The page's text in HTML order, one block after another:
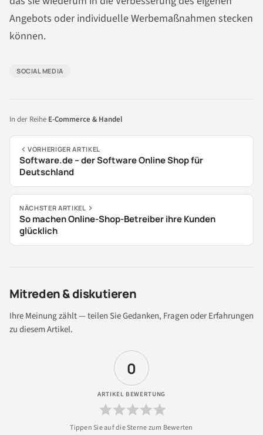
Angebots oder individuelle Werbemaßnahmen stecken
können.
SOCIAL MEDIA
In der Reihe E-Commerce & Handel
VORHERIGER ARTIKEL
Software.de – der Software Online Shop für
Deutschland
NÄCHSTER ARTIKEL
So machen Online-Shop-Betreiber ihre Kunden
glücklich
Mitreden & diskutieren
Ihre Meinung zählt — teilen Sie Gedanken, Fragen oder Erfahrungen
zu diesem Artikel.
0
ARTIKEL BEWERTUNG